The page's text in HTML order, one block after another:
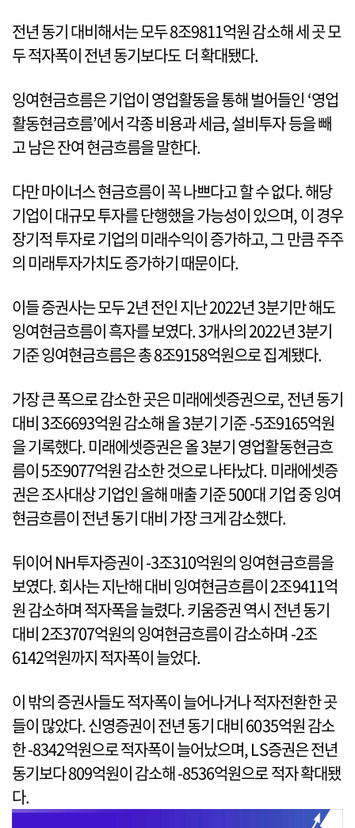
전년 동기 대비해서는 모두 8조9811억원 감소해 세 곳 모
두 적자폭이 전년 동기보다도 더 확대됐다.
잉여현금흐름은 기업이 영업활동을 통해 벌어들인 ‘영업
활동현금흐름’에서 각종 비용과 세금, 설비투자 등을 빼
고 남은 잔여 현금흐름을 말한다.
다만 마이너스 현금흐름이 꼭 나쁘다고 할 수 없다. 해당
기업이 대규모 투자를 단행했을 가능성이 있으며, 이 경우
장기적 투자로 기업의 미래수익이 증가하고, 그 만큼 주주
의 미래투자가치도 증가하기 때문이다.
이들 증권사는 모두 2년 전인 지난 2022년 3분기만 해도
잉여현금흐름이 흑자를 보였다. 3개사의 2022년 3분기
기준 잉여현금흐름은 총 8조9158억원으로 집계됐다.
가장 큰 폭으로 감소한 곳은 미래에셋증권으로, 전년 동기
대비 3조6693억원 감소해 올 3분기 기준 -5조9165억원
을 기록했다. 미래에셋증권은 올 3분기 영업활동현금흐
름이 5조9077억원 감소한 것으로 나타났다. 미래에셋증
권은 조사대상 기업인 올해 매출 기준 500대 기업 중 잉여
현금흐름이 전년 동기 대비 가장 크게 감소했다.
뒤이어 NH투자증권이 -3조310억원의 잉여현금흐름을
보였다. 회사는 지난해 대비 잉여현금흐름이 2조9411억
원 감소하며 적자폭을 늘렸다. 키움증권 역시 전년 동기
대비 2조3707억원의 잉여현금흐름이 감소하며 -2조
6142억원까지 적자폭이 늘었다.
이 밖의 증권사들도 적자폭이 늘어나거나 적자전환한 곳
들이 많았다. 신영증권이 전년 동기 대비 6035억원 감소
한 -8342억원으로 적자폭이 늘어났으며, LS증권은 전년
동기보다 809억원이 감소해 -8536억원으로 적자 확대됐
다.